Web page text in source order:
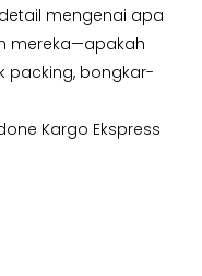
mengenai apa
mereka—apakah
packing, bongkar-
Kargo Ekspress